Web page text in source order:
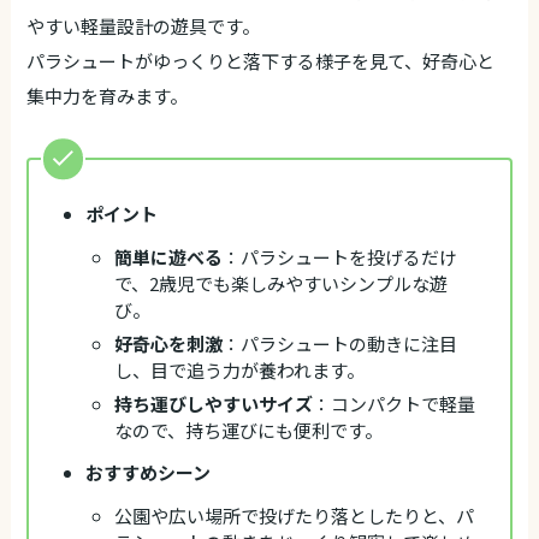
やすい軽量設計の遊具です。
パラシュートがゆっくりと落下する様子を見て、好奇心と
集中力を育みます。
ポイント
簡単に遊べる ：パラシュートを投げるだけ
で、2歳児でも楽しみやすいシンプルな遊
び。
好奇心を刺激：パラシュートの動きに注目
し、目で追う力が養われます。
持ち運びしやすいサイズ：コンパクトで軽量
なので、持ち運びにも便利です。
おすすめシーン
公園や広い場所で投げたり落としたりと、パ